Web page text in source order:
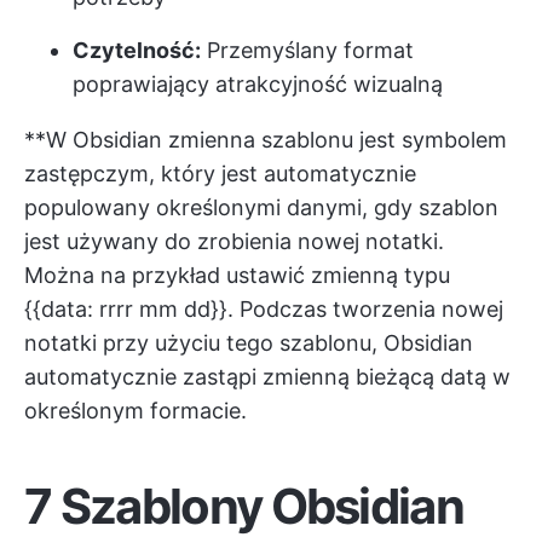
Czytelność: Przemyślany format
poprawiający atrakcyjność wizualną
**W Obsidian zmienna szablonu jest symbolem
zastępczym, który jest automatycznie
populowany określonymi danymi, gdy szablon
jest używany do zrobienia nowej notatki.
Można na przykład ustawić zmienną typu
{{data: rrrr mm dd}}. Podczas tworzenia nowej
notatki przy użyciu tego szablonu, Obsidian
automatycznie zastąpi zmienną bieżącą datą w
określonym formacie.
7 Szablony Obsidian